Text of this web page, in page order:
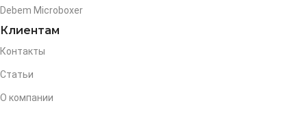
Debem Microboxer
Клиентам
Контакты
Статьи
О компании